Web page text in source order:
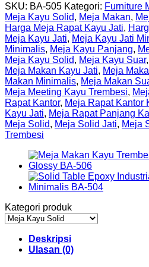
SKU: BA-505 Kategori: Furniture
Meja Kayu Solid, Meja Makan,
Harga Meja Rapat Kayu Jati,
Meja Kayu Jati, Meja Kayu Jati
Minimalis, Meja Kayu Panjang,
Meja Kayu Solid, Meja Kayu Suar,
Meja Makan Kayu Jati, Meja
Makan Minimalis, Meja Makan
Meja Meeting Kayu Trembesi,
Rapat Kantor, Meja Rapat Kantor
Kayu Jati, Meja Rapat Panjang
Meja Solid, Meja Solid Jati, Meja
Trembesi
Kategori produk
Deskripsi
Ulasan (0)